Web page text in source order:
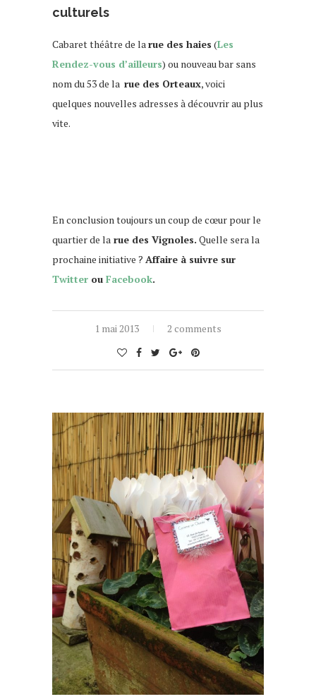
culturels
Cabaret théâtre de larue des haies (Les
Rendez-vous d’ailleurs) ou nouveau bar sans
nom du 53 de la rue des Orteaux, voici
quelques nouvelles adresses à découvrir au plus
vite.
En conclusion toujours un coup de cœur pour le
quartier de la rue des Vignoles. Quelle sera la
prochaine initiative ? Affaire à suivre sur
Twitter ou Facebook.
1 mai 2013 2 comments